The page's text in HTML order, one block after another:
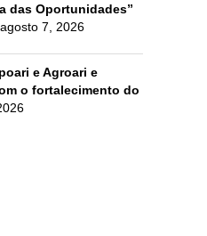
das Oportunidades”
agosto 7, 2026
e Agroari e
o fortalecimento do